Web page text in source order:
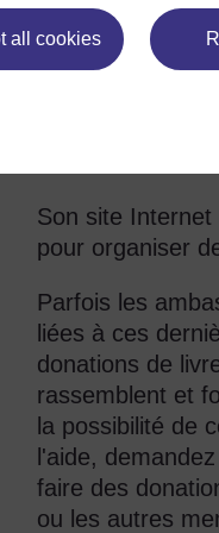
all cookies
aider les écoles
L’Association
un groupe de
décembre
Son site Internet
pour organiser
Parfois les
liées à ces
donations de
rassemblent et
la possibilité de
l'aide,
faire des
ou les autres